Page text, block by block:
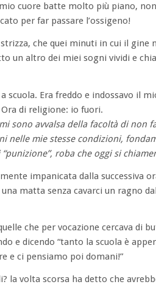
cuore batte molto più piano, non
per far passare l’ossigeno!
strizza, che quei minuti in cui il
un altro dei miei sogni vividi e
scuola. Era freddo e indossavo il
di religione: io fuori.
sono avvalsa della facoltà di non
nelle mie stesse condizioni,
roba che oggi si
impanicata dalla successiva
matta senza cavarci un ragno
che per vocazione cercava di
e dicendo “tanto la scuola è
e ci pensiamo poi domani!”
la volta scorsa ha detto che